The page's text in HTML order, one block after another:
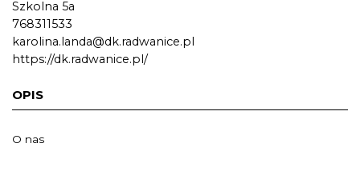
Szkolna 5a
768311533
karolina.landa@dk.radwanice.pl
https://dk.radwanice.pl/
OPIS
O nas